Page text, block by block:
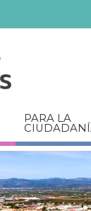
PARA LA